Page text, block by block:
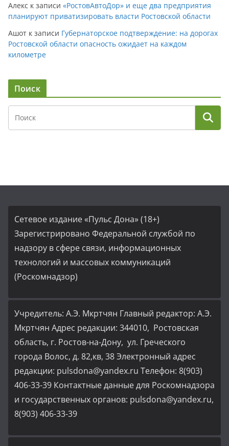
Алекс к записи «РостовАвтоДор» и еще два предприятия
планируют приватизировать власти Ростовской области
Ашот к записи Губернаторское подтверждение: на дорогах
Ростовской области опасность ожидает на каждом
километре
Поиск
Сетевое издание «Пульс Дона» (18+)
Зарегистрировано Федеральной службой по
надзору в сфере связи, информационных
технологий и массовых коммуникаций
(Роскомнадзор)
Учредитель: А.Э. Мкртчян Главный редактор: А.Э.
Мкртчян Адрес редакции: 344010, Ростовская
область, г. Ростов-на-Дону, ул. Греческого
города Волос, д. 82,кв, 38 Электронный адрес
редакции: pulsdona@yandex.ru Телефон: 8(903)
406-33-39 Контактные данные для Роскомнадзора
и государственных органов: pulsdona@yandex.ru,
8(903) 406-33-39